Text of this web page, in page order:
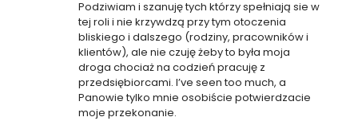
Podziwiam i szanuję tych którzy spełniają sie w
tej roli i nie krzywdzą przy tym otoczenia
bliskiego i dalszego (rodziny, pracowników i
klientów), ale nie czuję żeby to była moja
droga chociaż na codzień pracuję z
przedsiębiorcami. I’ve seen too much, a
Panowie tylko mnie osobiście potwierdzacie
moje przekonanie.